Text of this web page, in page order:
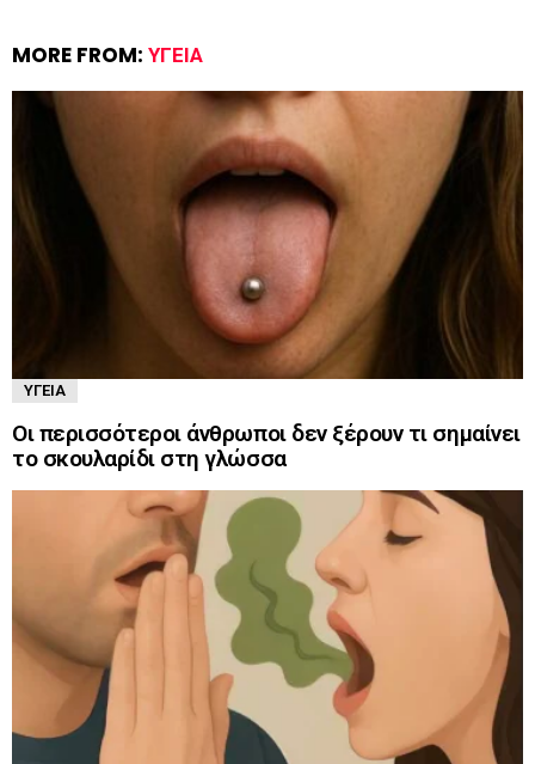
MORE FROM: ΥΓΕΊΑ
ΥΓΕΊΑ
Οι περισσότεροι άνθρωποι δεν ξέρουν τι σημαίνει
το σκουλαρίδι στη γλώσσα